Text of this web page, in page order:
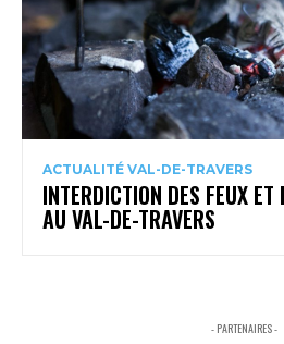
ACTUALITÉ VAL-DE-TRAVERS
INTERDICTION DES FEUX ET
AU VAL-DE-TRAVERS
- PARTENAIRES -